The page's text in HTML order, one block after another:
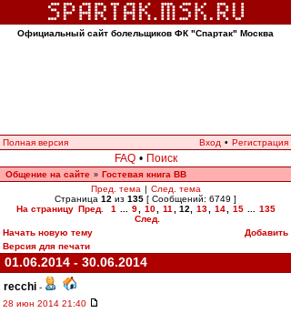
Официальный сайт болельщиков ФК "Спартак" Москва
Полная версия Вход • Регистрация
FAQ • Поиск
Общение на сайте » Гостевая книга ВВ
Пред. тема | След. тема
Страница 12 из 135 [ Сообщений: 6749 ]
На страницу Пред. 1 9 10 11 12 13 14 15
135
След.
Начать новую тему
Добавить
Версия для печати
01.06.2014 - 30.06.2014
recchi -
28 июн 2014 21:40